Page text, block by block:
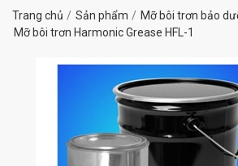
Trang chủ Sản phẩm Mỡ bôi trơn bảo
Mỡ bôi trơn Harmonic Grease HFL-1